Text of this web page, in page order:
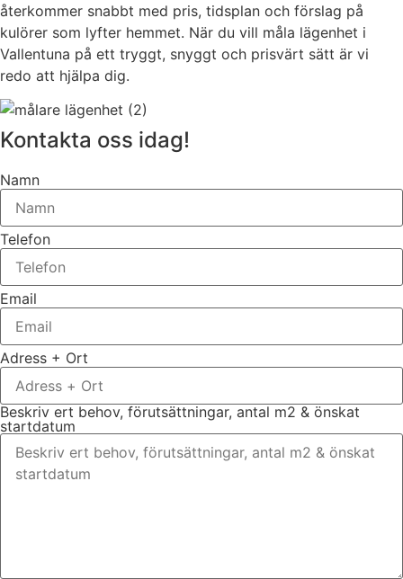
återkommer snabbt med pris, tidsplan och förslag på
kulörer som lyfter hemmet. När du vill måla lägenhet i
Vallentuna på ett tryggt, snyggt och prisvärt sätt är vi
redo att hjälpa dig.
Kontakta oss idag!
Namn
Telefon
Email
Adress + Ort
Beskriv ert behov, förutsättningar, antal m2 & önskat
startdatum